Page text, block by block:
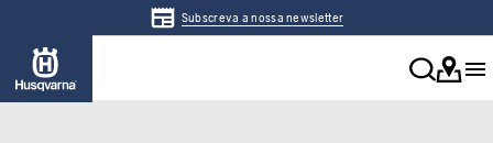
Subscreva a nossa newsletter